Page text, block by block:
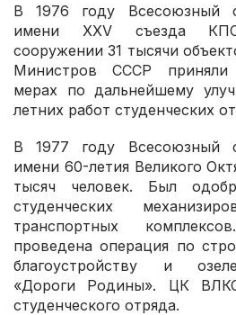
В 1976 году Всесоюзный
имени XXV съезда
сооружении 31 тысячи
Министров СССР приняли
мерах по дальнейшему
летних работ студенческих
В 1977 году Всесоюзный
имени 60-летия Великого
тысяч человек. Был
студенческих
транспортных
проведена операция по
благоустройству и
«Дороги Родины». ЦК
студенческого отряда.